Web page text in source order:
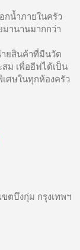
กน้ำภายในครัว
มานานมากกว่า
ยสินค้าที่มีนวัต
ม เพื่ออีฟได้เป็น
ศษในทุกห้องครัว
ตบึงกุ่ม กรุงเทพฯ